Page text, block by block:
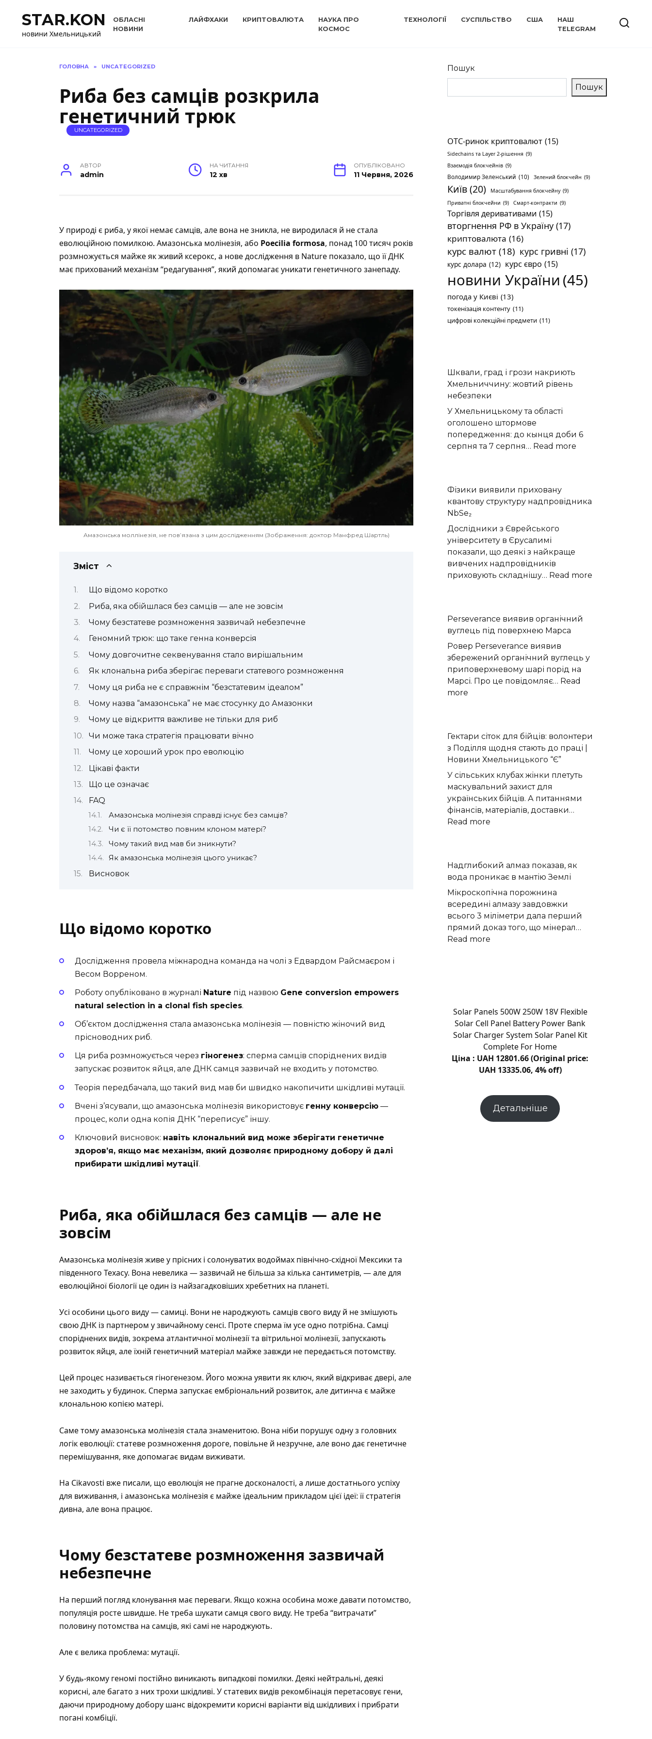
вмістуSTAR.KON
новини Хмельницький
ОБЛАСНІ
НОВИНИ
ЛАЙФХАКИ КРИПТОВАЛЮТА
НАУКА ПРО
КОСМОС
ТЕХНОЛОГІЇ СУСПІЛЬСТВО США
НАШ
TELEGRAM
ГОЛОВНА » UNCATEGORIZED
Риба без самців розкрила
генетичний трюк
UNCATEGORIZED
АВТОР
admin
НА ЧИТАННЯ
12 хв
ОПУБЛІКОВАНО
11 Червня, 2026
У природі є риба, у якої немає самців, але вона не зникла, не виродилася й не стала
еволюційною помилкою. Амазонська молінезія, або Poecilia formosa, понад 100 тисяч років
розмножується майже як живий ксерокс, а нове дослідження в Nature показало, що її ДНК
має прихований механізм “редагування”, який допомагає уникати генетичного занепаду.
Амазонська моллінезія, не пов’язана з цим дослідженням (Зображення: доктор Манфред Шартль)
Зміст
Що відомо коротко
Риба, яка обійшлася без самців — але не зовсім
Чому безстатеве розмноження зазвичай небезпечне
Геномний трюк: що таке генна конверсія
Чому довгочитне секвенування стало вирішальним
Як клональна риба зберігає переваги статевого розмноження
Чому ця риба не є справжнім “безстатевим ідеалом”
Чому назва “амазонська” не має стосунку до Амазонки
Чому це відкриття важливе не тільки для риб
Чи може така стратегія працювати вічно
Чому це хороший урок про еволюцію
Цікаві факти
Що це означає
FAQ
Амазонська молінезія справді існує без самців?
Чи є її потомство повним клоном матері?
Чому такий вид мав би зникнути?
Як амазонська молінезія цього уникає?
Висновок
Що відомо коротко
Дослідження провела міжнародна команда на чолі з Едвардом Райсмаєром і
Весом Ворреном.
Роботу опубліковано в журналі Nature під назвою Gene conversion empowers
natural selection in a clonal fish species.
Об’єктом дослідження стала амазонська молінезія — повністю жіночий вид
прісноводних риб.
Ця риба розмножується через гіногенез: сперма самців споріднених видів
запускає розвиток яйця, але ДНК самця зазвичай не входить у потомство.
Теорія передбачала, що такий вид мав би швидко накопичити шкідливі мутації.
Вчені з’ясували, що амазонська молінезія використовує генну конверсію —
процес, коли одна копія ДНК “переписує” іншу.
Ключовий висновок: навіть клональний вид може зберігати генетичне
здоров’я, якщо має механізм, який дозволяє природному добору й далі
прибирати шкідливі мутації.
Риба, яка обійшлася без самців — але не
зовсім
Амазонська молінезія живе у прісних і солонуватих водоймах північно-східної Мексики та
південного Техасу. Вона невелика — зазвичай не більша за кілька сантиметрів, — але для
еволюційної біології це один із найзагадковіших хребетних на планеті.
Усі особини цього виду — самиці. Вони не народжують самців свого виду й не змішують
свою ДНК із партнером у звичайному сенсі. Проте сперма їм усе одно потрібна. Самці
споріднених видів, зокрема атлантичної молінезії та вітрильної молінезії, запускають
розвиток яйця, але їхній генетичний матеріал майже завжди не передається потомству.
Цей процес називається гіногенезом. Його можна уявити як ключ, який відкриває двері, але
не заходить у будинок. Сперма запускає ембріональний розвиток, але дитинча є майже
клональною копією матері.
Саме тому амазонська молінезія стала знаменитою. Вона ніби порушує одну з головних
логік еволюції: статеве розмноження дороге, повільне й незручне, але воно дає генетичне
перемішування, яке допомагає видам виживати.
На Cikavosti вже писали, що еволюція не прагне досконалості, а лише достатнього успіху
для виживання, і амазонська молінезія є майже ідеальним прикладом цієї ідеї: її стратегія
дивна, але вона працює.
Чому безстатеве розмноження зазвичай
небезпечне
На перший погляд клонування має переваги. Якщо кожна особина може давати потомство,
популяція росте швидше. Не треба шукати самця свого виду. Не треба “витрачати”
половину потомства на самців, які самі не народжують.
Але є велика проблема: мутації.
У будь-якому геномі постійно виникають випадкові помилки. Деякі нейтральні, деякі
корисні, але багато з них трохи шкідливі. У статевих видів рекомбінація перетасовує гени,
даючи природному добору шанс відокремити корисні варіанти від шкідливих і прибрати
погані комбіції.
Пошук
Пошук
OTC-ринок криптовалют (15)
Sidechains та Layer 2-рішення (9)
Взаємодія блокчейнів (9)
Володимир Зеленський (10) Зелений блокчейн (9)
Київ(20) Масштабування блокчейну (9)
Приватні блокчейни (9) Смарт-контракти (9)
Торгівля деривативами (15)
вторгнення РФ в Україну (17)
криптовалюта (16)
курс валют (18) курс гривні (17)
курс долара (12) курс євро (15)
новини України (45)
погода у Києві (13)
токенізація контенту (11)
цифрові колекційні предмети (11)
Шквали, град і грози накриють
Хмельниччину: жовтий рівень
небезпеки
У Хмельницькому та області
оголошено штормове
попередження: до кынця доби 6
серпня та 7 серпня… Read more
накриють
Фізики виявили приховану
квантову структуру надпровідника
NbSe₂
Дослідники з Єврейського
університету в Єрусалимі
показали, що деякі з найкраще
вивчених надпровідників
приховують складнішу… Read more
Perseverance виявив органічний
вуглець під поверхнею Марса
Ровер Perseverance виявив
збережений органічний вуглець у
приповерхневому шарі порід на
Марсі. Про це повідомляє… Read
more
вуглець
під
поверхнею
Марса
Гектари сіток для бійців: волонтери
з Поділля щодня стають до праці |
Новини Хмельницького “Є”
У сільських клубах жінки плетуть
маскувальний захист для
українських бійців. А питаннями
фінансів, матеріалів, доставки…
Read more
бійців:
волонтери
з
Поділля
щодня
стають
Надглибокий алмаз показав, як
вода проникає в мантію Землі
Мікроскопічна порожнина
всередині алмазу завдовжки
всього 3 міліметри дала перший
прямий доказ того, що мінерал…
Read more
проникає
в
мантію
Землі
Solar Panels 500W 250W 18V Flexible
Solar Cell Panel Battery Power Bank
Solar Charger System Solar Panel Kit
Complete For Home
Ціна : UAH 12801.66 (Original price:
UAH 13335.06, 4% off)
Детальніше